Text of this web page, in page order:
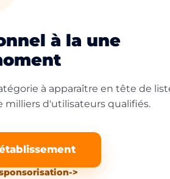
à la une
à apparaître en tête de
milliers d'utilisateurs qualifiés.
->